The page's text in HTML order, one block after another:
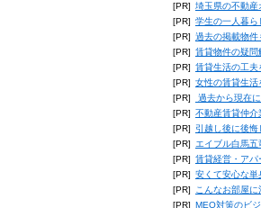
[PR] 埼玉県の不動産
[PR] 学生の一人暮ら
[PR] 過去の掲載物件
[PR] 賃貸物件の疑
[PR] 賃貸生活の工夫
[PR] 女性の賃貸生活
[PR]
過去から現在
[PR] 不動産賃貸仲介
[PR]
引越し後に後
[PR]
エイブル白馬
[PR] 賃貸経営・アパ
[PR] 安くて安心な単
[PR]
こんなお部屋
[PR] MEO対策のビ